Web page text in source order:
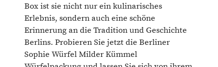
Box ist sie nicht nur ein kulinarisches
Erlebnis, sondern auch eine schöne
Erinnerung an die Tradition und Geschichte
Berlins. Probieren Sie jetzt die Berliner
Sophie Würfel Milder Kümmel